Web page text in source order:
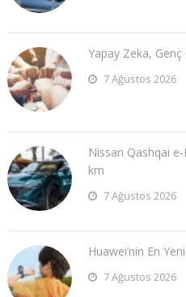
Yapay Zeka, Genç
7 Ağustos 2026
Nissan Qashqai
km
7 Ağustos 2026
Huawei’nin En
7 Ağustos 2026